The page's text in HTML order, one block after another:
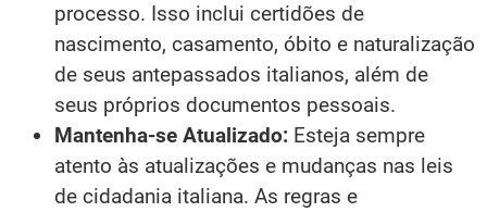
processo. Isso inclui certidões de
nascimento, casamento, óbito e naturalização
de seus antepassados italianos, além de
seus próprios documentos pessoais.
Mantenha-se Atualizado: Esteja sempre
atento às atualizações e mudanças nas leis
de cidadania italiana. As regras e